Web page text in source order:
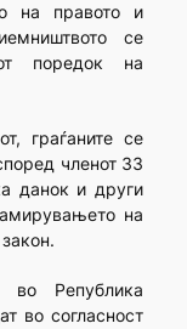
на правото и
се
поредок на
граѓаните се
членот 33
данок и други
на
во Република
во согласност